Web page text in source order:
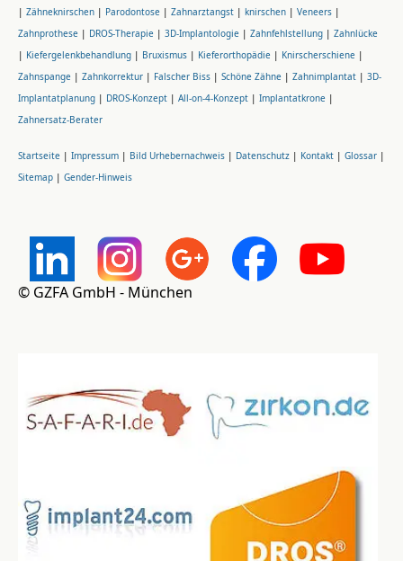
| Zähneknirschen | Parodontose | Zahnarztangst | knirschen | Veneers |
Zahnprothese | DROS-Therapie | 3D-Implantologie | Zahnfehlstellung | Zahnlücke
| Kiefergelenkbehandlung | Bruxismus | Kieferorthopädie | Knirscherschiene |
Zahnspange | Zahnkorrektur | Falscher Biss | Schöne Zähne | Zahnimplantat | 3D-
Implantatplanung | DROS-Konzept | All-on-4-Konzept | Implantatkrone |
Zahnersatz-Berater
Startseite | Impressum | Bild Urhebernachweis | Datenschutz | Kontakt | Glossar |
Sitemap | Gender-Hinweis
© GZFA GmbH - München